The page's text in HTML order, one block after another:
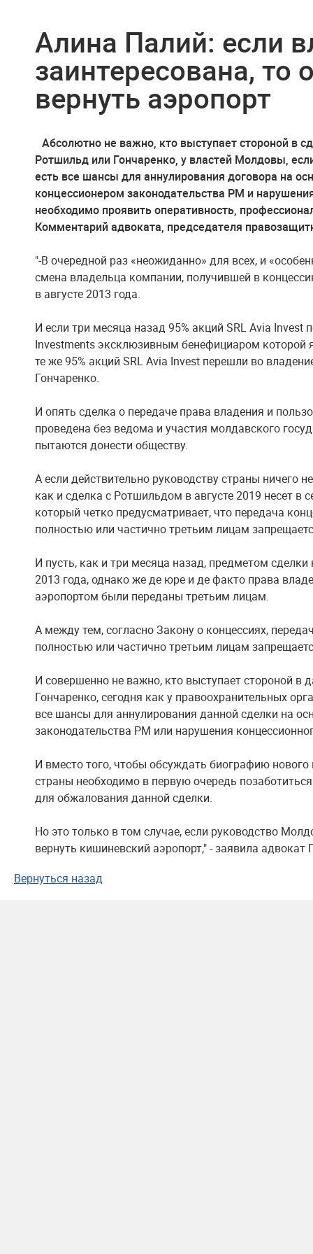
Алина Палий: если
заинтересована,
вернуть аэропорт
Абсолютно не важно, кто выступает стороной в
Ротшильд или Гончаренко, у властей Молдовы,
есть все шансы для аннулирования договора на
концессионером законодательства РМ и
необходимо проявить оперативность,
Комментарий адвоката, председателя
"-В очередной раз «неожиданно» для всех, и
смена владельца компании, получившей в
в августе 2013 года.
И если три месяца назад 95% акций SRL Avia
Investments эксклюзивным бенефициаром которой
те же 95% акций SRL Avia Invest перешли во
Гончаренко.
И опять сделка о передаче права владения и
проведена без ведома и участия молдавского
пытаются донести обществу.
А если действительно руководству страны ничего
как и сделка с Ротшильдом в августе 2019 несет в
который четко предусматривает, что передача
полностью или частично третьим лицам
И пусть, как и три месяца назад, предметом
2013 года, однако же де юре и де факто права
аэропортом были переданы третьим лицам.
А между тем, согласно Закону о концессиях,
полностью или частично третьим лицам
И совершенно не важно, кто выступает стороной в
Гончаренко, сегодня как у правоохранительных
все шансы для аннулирования данной сделки на
законодательства РМ или нарушения
И вместо того, чтобы обсуждать биографию нового
страны необходимо в первую очередь
для обжалования данной сделки.
Но это только в том случае, если руководство
вернуть кишиневский аэропорт," - заявила адвокат
Вернуться назад